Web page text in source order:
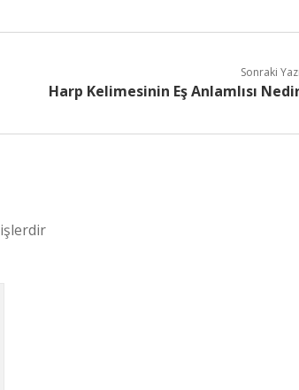
Sonraki
Harp Kelimesinin Eş Anlamlısı